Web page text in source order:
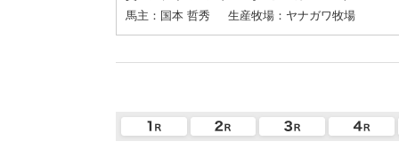
馬主：国本 哲秀
生産牧場：ヤナガワ牧場